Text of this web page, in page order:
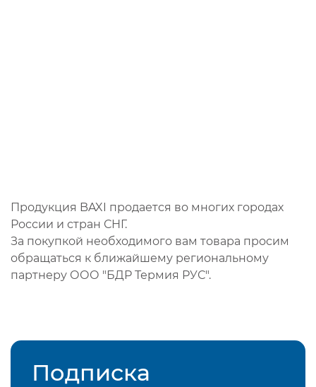
Продукция BAXI продается во многих городах
России и стран СНГ.
За покупкой необходимого вам товара просим
обращаться к ближайшему региональному
партнеру ООО "БДР Термия РУС".
Подписка